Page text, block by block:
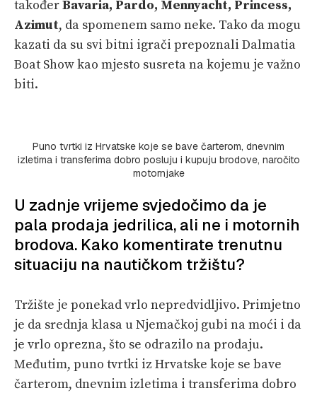
takođerBavaria, Pardo, Mennyacht, Princess,
Azimut, da spomenem samo neke. Tako da mogu
kazati da su svi bitni igrači prepoznali Dalmatia
Boat Show kao mjesto susreta na kojemu je važno
biti.
Puno tvrtki iz Hrvatske koje se bave čarterom, dnevnim
izletima i transferima dobro posluju i kupuju brodove, naročito
motornjake
U zadnje vrijeme svjedočimo da je
pala prodaja jedrilica, ali ne i motornih
brodova. Kako komentirate trenutnu
situaciju na nautičkom tržištu?
Tržište je ponekad vrlo nepredvidljivo. Primjetno
je da srednja klasa u Njemačkoj gubi na moći i da
je vrlo oprezna, što se odrazilo na prodaju.
Međutim, puno tvrtki iz Hrvatske koje se bave
čarterom, dnevnim izletima i transferima dobro